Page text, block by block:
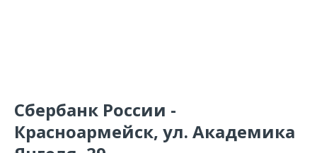
Сбербанк России -
Красноармейск, ул. Академика